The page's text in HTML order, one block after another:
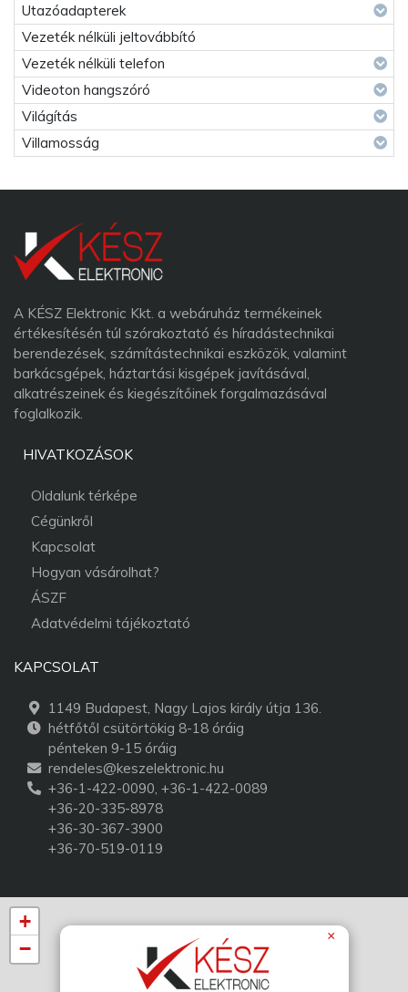
Utazóadapterek
Vezeték nélküli jeltovábbító
Vezeték nélküli telefon
Videoton hangszóró
Világítás
Villamosság
A KÉSZ Elektronic Kkt. a webáruház termékeinek
értékesítésén túl szórakoztató és híradástechnikai
berendezések, számítástechnikai eszközök, valamint
barkácsgépek, háztartási kisgépek javításával,
alkatrészeinek és kiegészítőinek forgalmazásával
foglalkozik.
HIVATKOZÁSOK
Oldalunk térképe
Cégünkről
Kapcsolat
Hogyan vásárolhat?
ÁSZF
Adatvédelmi tájékoztató
KAPCSOLAT
1149 Budapest, Nagy Lajos király útja 136.
hétfőtől csütörtökig 8-18 óráig
pénteken 9-15 óráig
rendeles@keszelektronic.hu
+36-1-422-0090, +36-1-422-0089
+36-20-335-8978
+36-30-367-3900
+36-70-519-0119
×
+
−